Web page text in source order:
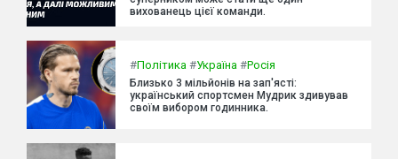
вихованець цієї команди.
#Політика #Україна #Росія
Близько 3 мільйонів на зап'ясті:
український спортсмен Мудрик здивував
своїм вибором годинника.